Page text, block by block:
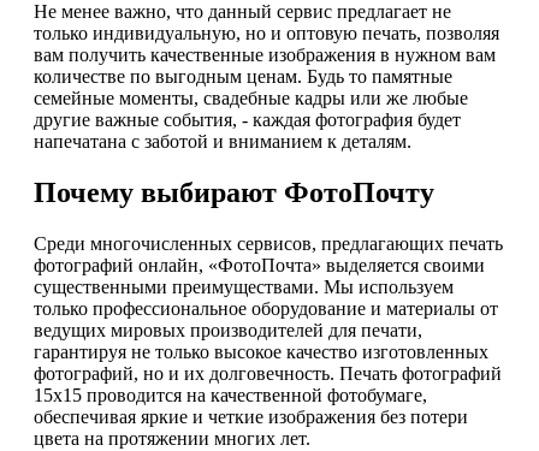
Не менее важно, что данный сервис предлагает не
только индивидуальную, но и оптовую печать, позволяя
вам получить качественные изображения в нужном вам
количестве по выгодным ценам. Будь то памятные
семейные моменты, свадебные кадры или же любые
другие важные события, - каждая фотография будет
напечатана с заботой и вниманием к деталям.
Почему выбирают ФотоПочту
Среди многочисленных сервисов, предлагающих печать
фотографий онлайн, «ФотоПочта» выделяется своими
существенными преимуществами. Мы используем
только профессиональное оборудование и материалы от
ведущих мировых производителей для печати,
гарантируя не только высокое качество изготовленных
фотографий, но и их долговечность. Печать фотографий
15х15 проводится на качественной фотобумаге,
обеспечивая яркие и четкие изображения без потери
цвета на протяжении многих лет.